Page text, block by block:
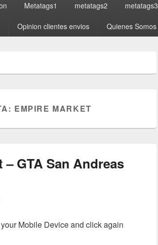
Metatags1 metatags2 metatags3
Opinion clientes envios Quienes Somos
EMPIRE MARKET
GTA San Andreas
Mobile Device and click again